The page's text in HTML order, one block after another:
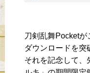
刀剣乱舞Pocket
ダウンロードを突
それを記念して、